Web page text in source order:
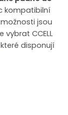
kompatibilní
jsou
CCELL
disponují